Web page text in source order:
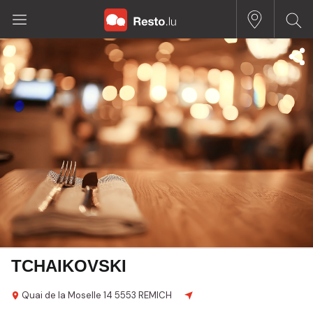
TCHAIKOVSKI
Quai de la Moselle 14 5553 REMICH